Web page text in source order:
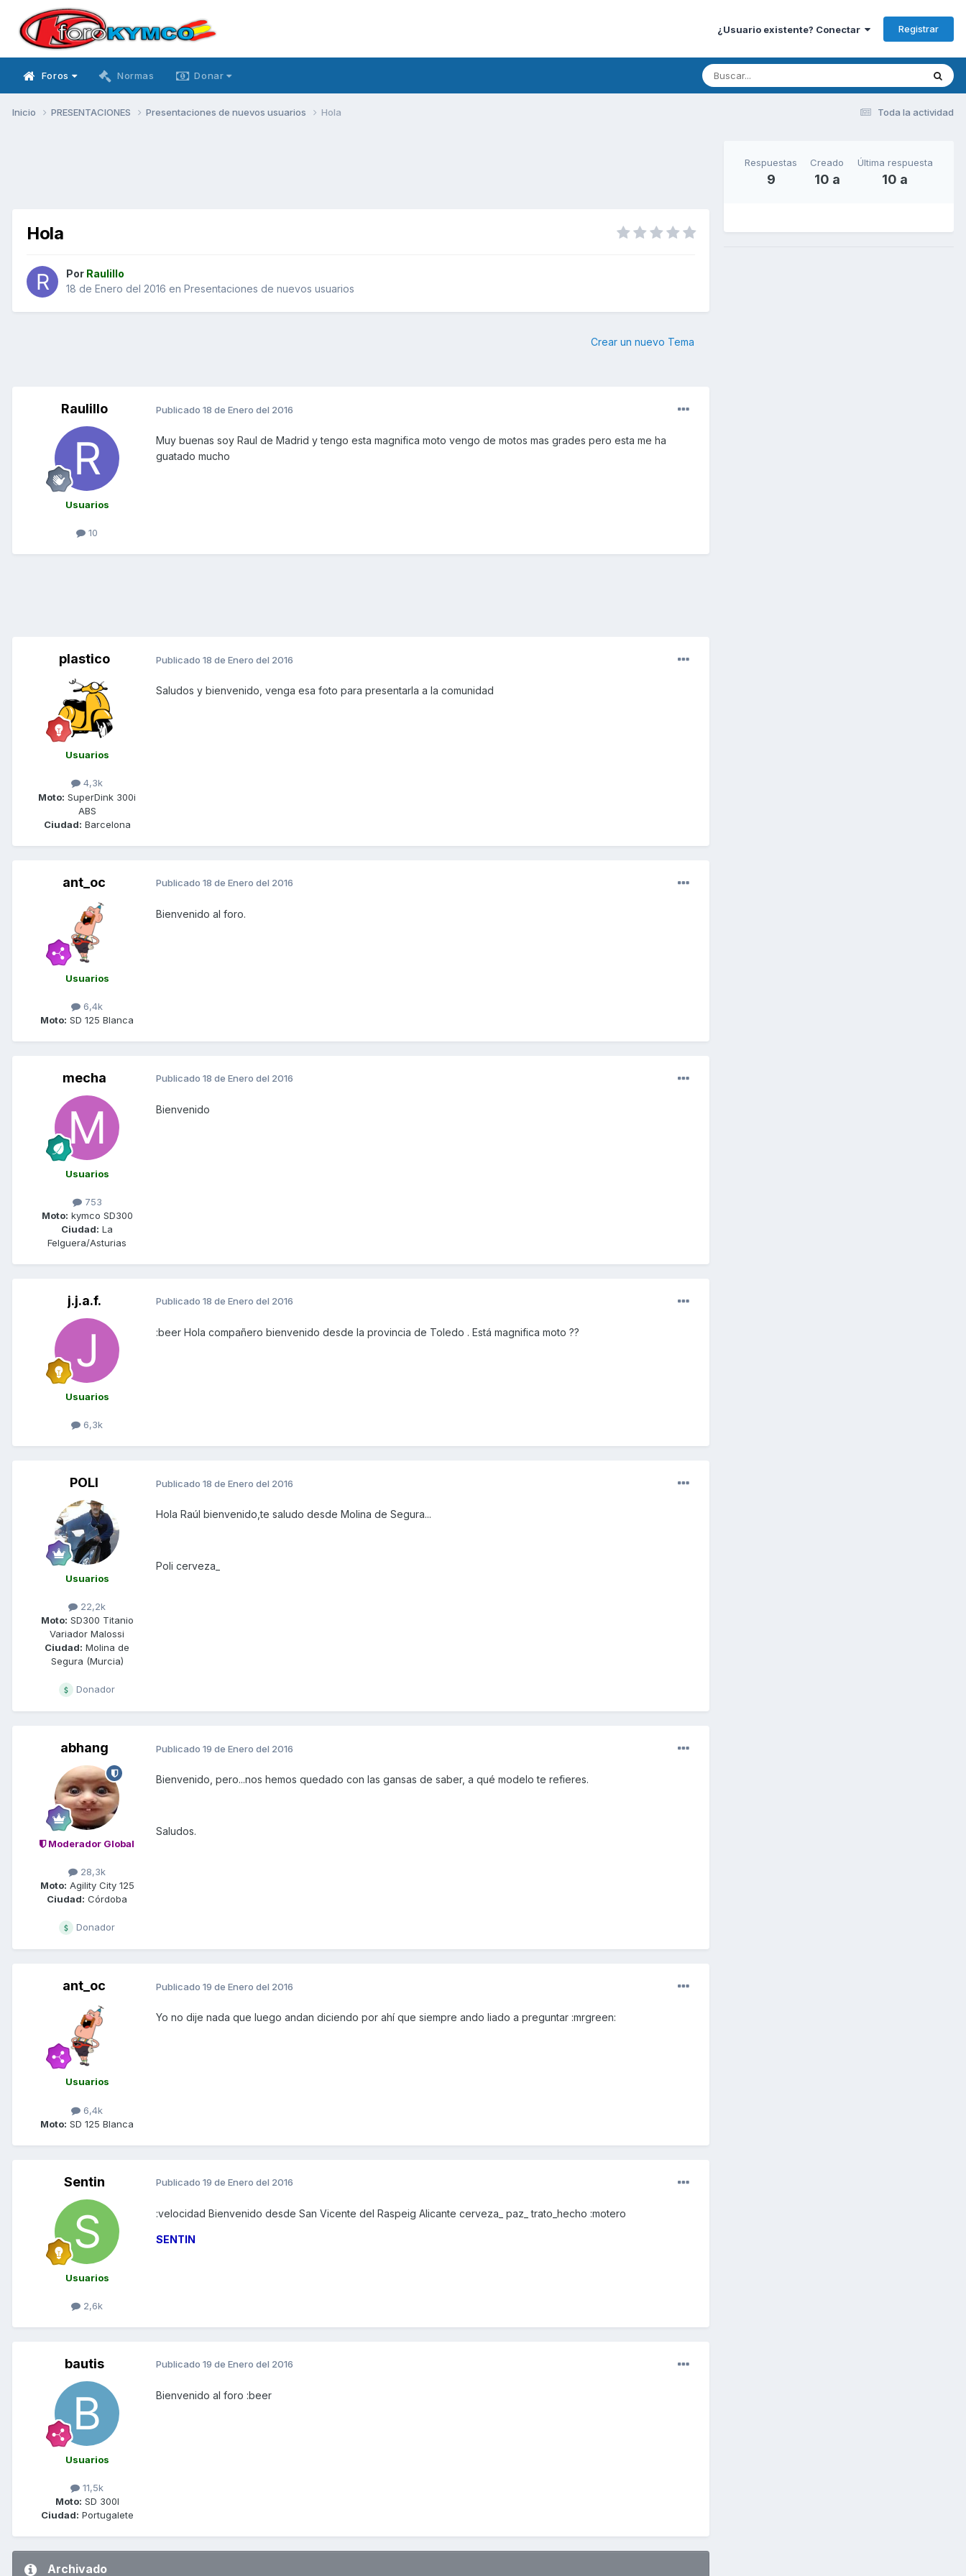
¿Usuario existente? Conectar Registrar
Foros Normas Donar
Toda la actividad
Inicio PRESENTACIONES Presentaciones de nuevos usuarios Hola
Hola
Por Raulillo
18 de Enero del 2016 en Presentaciones de nuevos usuarios
Crear un nuevo Tema
Raulillo
Usuarios
10
Publicado 18 de Enero del 2016
Muy buenas soy Raul de Madrid y tengo esta magnifica moto vengo de motos mas grades pero esta me ha
guatado mucho
plastico
Usuarios
4,3k
Moto: SuperDink 300i
ABS
Ciudad: Barcelona
Publicado 18 de Enero del 2016
Saludos y bienvenido, venga esa foto para presentarla a la comunidad
ant_oc
Usuarios
6,4k
Moto: SD 125 Blanca
Publicado 18 de Enero del 2016
Bienvenido al foro.
mecha
Usuarios
753
Moto: kymco SD300
Ciudad: La
Felguera/Asturias
Publicado 18 de Enero del 2016
Bienvenido
j.j.a.f.
Usuarios
6,3k
Publicado 18 de Enero del 2016
:beer Hola compañero bienvenido desde la provincia de Toledo . Está magnifica moto ??
POLI
Usuarios
22,2k
Moto: SD300 Titanio
Variador Malossi
Ciudad: Molina de
Segura (Murcia)
Donador
Publicado 18 de Enero del 2016
Hola Raúl bienvenido,te saludo desde Molina de Segura...
Poli cerveza_
abhang
Moderador Global
28,3k
Moto: Agility City 125
Ciudad: Córdoba
Donador
Publicado 19 de Enero del 2016
Bienvenido, pero...nos hemos quedado con las gansas de saber, a qué modelo te refieres.
Saludos.
ant_oc
Usuarios
6,4k
Moto: SD 125 Blanca
Publicado 19 de Enero del 2016
Yo no dije nada que luego andan diciendo por ahí que siempre ando liado a preguntar :mrgreen:
Sentin
Usuarios
2,6k
Publicado 19 de Enero del 2016
:velocidad Bienvenido desde San Vicente del Raspeig Alicante cerveza_ paz_ trato_hecho :motero
SENTIN
bautis
Usuarios
11,5k
Moto: SD 300I
Ciudad: Portugalete
Publicado 19 de Enero del 2016
Bienvenido al foro :beer
Archivado
Respuestas
9
Creado
10 a
Última respuesta
10 a